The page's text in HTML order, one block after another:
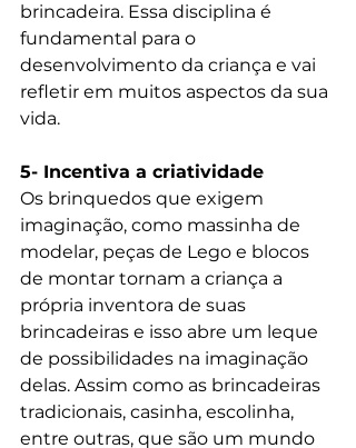
brincadeira. Essa disciplina é
fundamental para o
desenvolvimento da criança e vai
refletir em muitos aspectos da sua
vida.
5- Incentiva a criatividade
Os brinquedos que exigem
imaginação, como massinha de
modelar, peças de Lego e blocos
de montar tornam a criança a
própria inventora de suas
brincadeiras e isso abre um leque
de possibilidades na imaginação
delas. Assim como as brincadeiras
tradicionais, casinha, escolinha,
entre outras, que são um mundo